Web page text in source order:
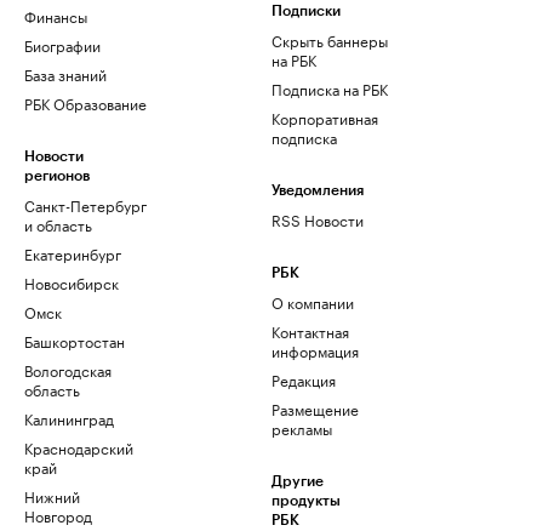
Финансы
Биографии
База знаний
РБК Образование
Новости
регионов
Санкт-Петербург
и область
Екатеринбург
Новосибирск
Омск
Башкортостан
Вологодская
область
Калининград
Краснодарский
край
Нижний
Новгород
Подписки
Скрыть баннеры
на РБК
Подписка на РБК
Корпоративная
подписка
Уведомления
RSS Новости
РБК
О компании
Контактная
информация
Редакция
Размещение
рекламы
Другие
продукты
РБК